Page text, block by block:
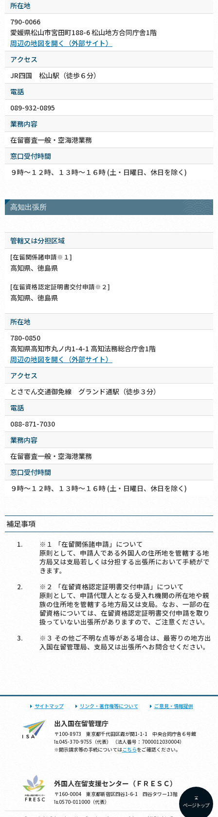
所在地
790-0066
愛媛県松山市宮田町188-6 松山地方合同庁舎1階
周辺の地図を開く（外部サイト）
アクセス
JR四国 松山駅（徒歩６分）
電話
089-932-0895
業務内容
在留審査一般・空海港業務
窓口受付時間
９時～１２時、１３時～１６時 (土・日曜日、休日を除く)
高知出張所
管轄又は分担区域
[在留関係諸申請※１]
高知県、徳島県
[在留資格認定証明書交付申請※２]
高知県、徳島県
所在地
780-0850
高知県高知市丸ノ内1-4-1 高知法務総合庁舎1階
周辺の地図を開く（外部サイト）
アクセス
とさでん交通御免線 グランド通駅（徒歩３分）
電話
088-871-7030
業務内容
在留審査一般・空海港業務
窓口受付時間
９時～１２時、１３時～１６時 (土・日曜日、休日を除く)
補足事項
※１ 「在留関係諸申請」について
原則として、申請人である外国人の住所地を管轄する地
方局又は支局若しくは分担する出張所において手続がで
きます。
※２ 「在留資格認定証明書交付申請」について
原則として、申請代理人となる受入れ機関の所在地や親
族の住所地を管轄する地方局又は支局。なお、一部の在
留資格については、在留資格認定証明書交付申請を取り
扱っていない出張所がありますので、ご注意ください。
※３ その他ご不明な点等がある場合は、最寄りの地方出
入国在留管理局、支局又は出張所へお問合せください。
ページトップ
サイトマップ リンク・著作権等について ご意見・情報提供
出入国在留管理庁
〒100-8973 東京都千代田区霞が関1-1-1 中央合同庁舎６号館
℡045-370-9755（代表） （法人番号：7000012030004）
※開示請求等の手続についてはこちらをご確認ください。
外国人在留支援センター（ＦＲＥＳＣ）
〒160-0004 東京都新宿区四谷1-6-1 四谷タワー13階
℡0570-011000（代表）